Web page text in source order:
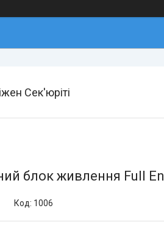
Сек'юріті
блок живлення Full
Код: 1006